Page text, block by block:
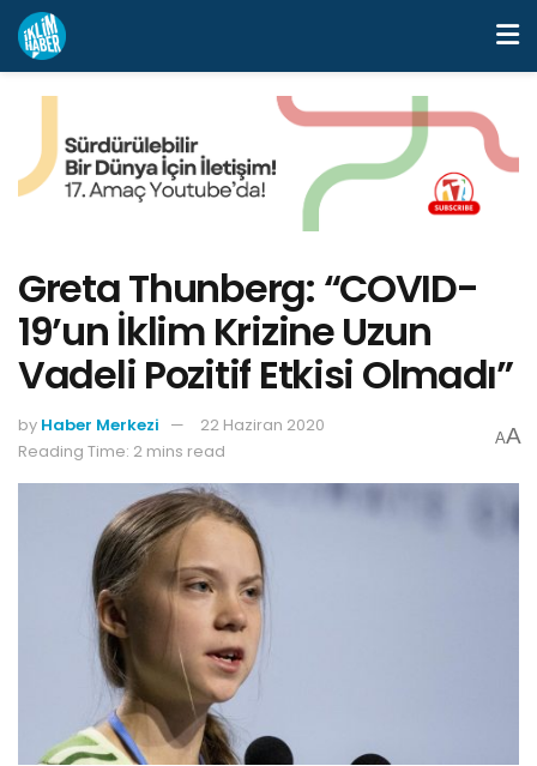
Greta Thunberg: “COVID-
19’un İklim Krizine Uzun
Vadeli Pozitif Etkisi Olmadı”
by Haber Merkezi
22 Haziran 2020
Reading Time: 2 mins read
AA